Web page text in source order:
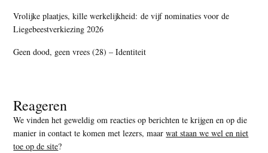
Vrolijke plaatjes, kille werkelijkheid: de vijf nominaties voor de
Liegebeestverkiezing 2026
Geen dood, geen vrees (28) – Identiteit
Reageren
We vinden het geweldig om reacties op berichten te krijgen en op die
manier in contact te komen met lezers, maarwat staan we wel en niet
toe op de site?